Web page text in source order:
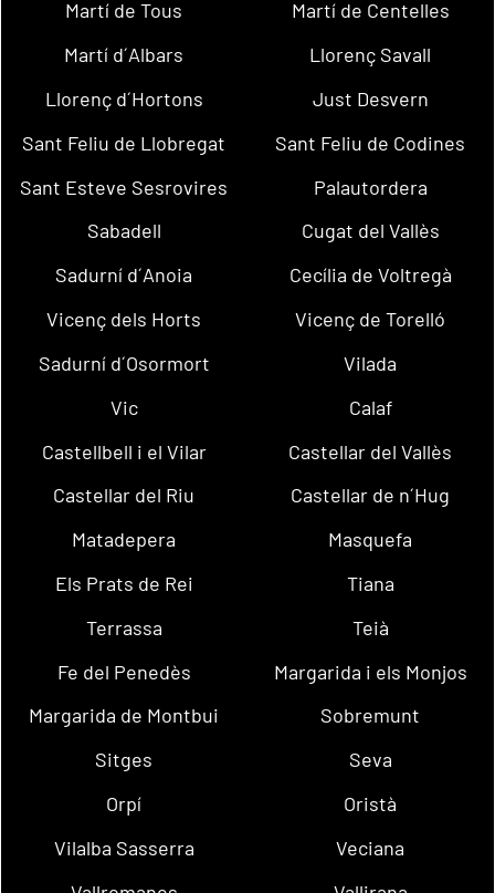
Martí de Tous
Martí de Centelles
Martí d´Albars
Llorenç Savall
Llorenç d´Hortons
Just Desvern
Sant Feliu de Llobregat
Sant Feliu de Codines
Sant Esteve Sesrovires
Palautordera
Sabadell
Cugat del Vallès
Sadurní d´Anoia
Cecília de Voltregà
Vicenç dels Horts
Vicenç de Torelló
Sadurní d´Osormort
Vilada
Vic
Calaf
Castellbell i el Vilar
Castellar del Vallès
Castellar del Riu
Castellar de n´Hug
Matadepera
Masquefa
Els Prats de Rei
Tiana
Terrassa
Teià
Fe del Penedès
Margarida i els Monjos
Margarida de Montbui
Sobremunt
Sitges
Seva
Orpí
Oristà
Vilalba Sasserra
Veciana